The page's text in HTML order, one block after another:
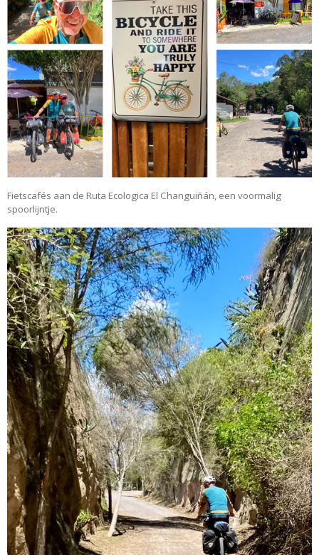
Fietscafés aan de Ruta Ecologica El Changuiñán, een voormalig
spoorlijntje.